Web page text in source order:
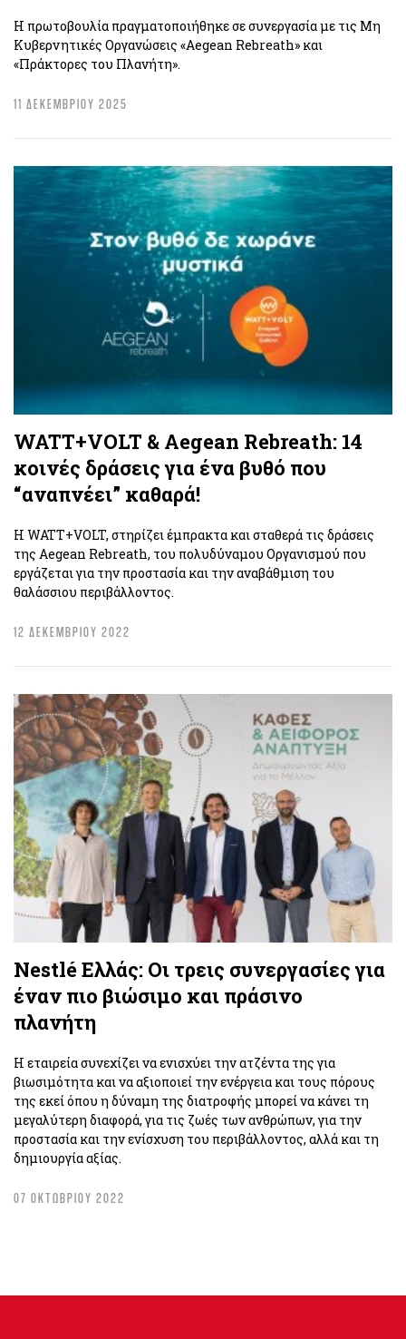
Η πρωτοβουλία πραγματοποιήθηκε σε συνεργασία με τις Μη
Κυβερνητικές Οργανώσεις «Aegean Rebreath» και
«Πράκτορες του Πλανήτη».
11 ΔΕΚΕΜΒΡΙΟΥ 2025
WATT+VOLT & Aegean Rebreath: 14
κοινές δράσεις για ένα βυθό που
“αναπνέει” καθαρά!
Η WATT+VOLT, στηρίζει έμπρακτα και σταθερά τις δράσεις
της Aegean Rebreath, του πολυδύναμου Οργανισμού που
εργάζεται για την προστασία και την αναβάθμιση του
θαλάσσιου περιβάλλοντος.
12 ΔΕΚΕΜΒΡΙΟΥ 2022
Nestlé Ελλάς: Οι τρεις συνεργασίες για
έναν πιο βιώσιμο και πράσινο
πλανήτη
Η εταιρεία συνεχίζει να ενισχύει την ατζέντα της για
βιωσιμότητα και να αξιοποιεί την ενέργεια και τους πόρους
της εκεί όπου η δύναμη της διατροφής μπορεί να κάνει τη
μεγαλύτερη διαφορά, για τις ζωές των ανθρώπων, για την
προστασία και την ενίσχυση του περιβάλλοντος, αλλά και τη
δημιουργία αξίας.
07 ΟΚΤΩΒΡΙΟΥ 2022